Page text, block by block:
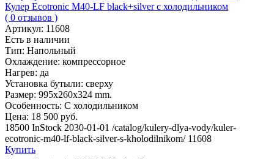
Кулер Ecotronic M40-LF black+silver с холодильником
( 0 отзывов )
Артикул: 11608
Есть в наличии
Тип: Напольный
Охлаждение: компрессорное
Нагрев: да
Установка бутыли: сверху
Размер: 995x260x324 mm.
Особенность: С холодильником
Цена: 18 500 руб.
18500 InStock 2030-01-01 /catalog/kulery-dlya-vody/kuler-
ecotronic-m40-lf-black-silver-s-kholodilnikom/ 11608
Купить